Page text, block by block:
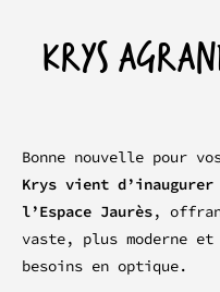
KRYS
Bonne nouvelle pour
Krys vient d’inaugurer
l’Espace Jaurès,
vaste, plus moderne et
besoins en optique.